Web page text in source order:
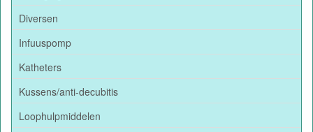
Diversen
Infuuspomp
Katheters
Kussens/anti-decubitis
Loophulpmiddelen